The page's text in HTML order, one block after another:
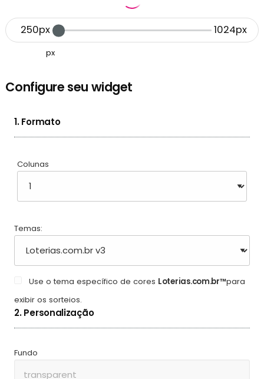
250px
px
1024px
Configure seu widget
1. Formato
Colunas
Temas:
Use o tema específico de cores Loterias.com.br™para
exibir os sorteios.
2. Personalização
Fundo